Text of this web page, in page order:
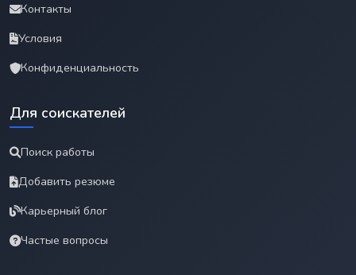
Контакты
Условия
Конфиденциальность
Для соискателей
Поиск работы
Добавить резюме
Карьерный блог
Частые вопросы